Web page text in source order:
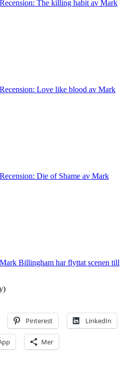
Recension: The killing habit av Mark
Recension: Love like blood av Mark
Recension: Die of Shame av Mark
Mark Billingham har flyttat scenen till
Pinterest LinkedIn
Mer